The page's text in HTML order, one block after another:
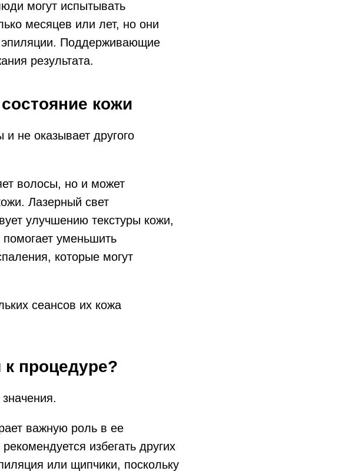
могут испытывать
месяцев или лет, но они
эпиляции. Поддерживающие
результата.
кожи
не оказывает другого
волосы, но и может
Лазерный свет
улучшению текстуры кожи,
уменьшить
которые могут
сеансов их кожа
к процедуре?
важную роль в ее
избегать других
или щипчики, поскольку